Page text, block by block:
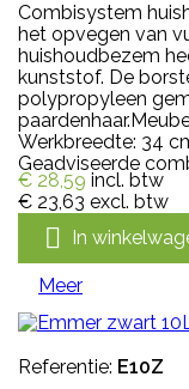
Combisystem
het opvegen van
huishoudbezem
kunststof. De
polypropyleen
Werkbreedte: 34
Geadviseerde
€ 28,59 incl. btw
€ 23,63 excl. btw
 In
Meer
Referentie: E10Z